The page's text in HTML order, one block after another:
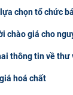
chọn tổ chức
chào giá cho
thông tin về thư
hoá chất